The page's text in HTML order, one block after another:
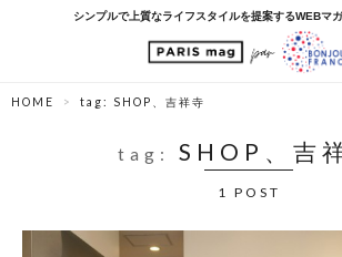
シンプルで上質なライフスタイルを提案するWEBマ
HOME tag: SHOP、吉祥寺
tag: SHOP、吉
1 POST